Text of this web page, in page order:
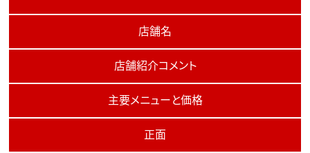
店舗名
店舗紹介コメント
主要メニューと価格
正面